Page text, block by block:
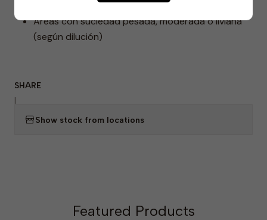
Mantención industrial y limpieza profunda
Áreas con suciedad pesada, moderada o liviana
(según dilución)
SHARE
|
Show stock from locations
Featured Products